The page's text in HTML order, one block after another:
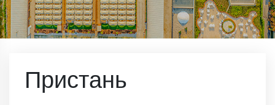
Пристань